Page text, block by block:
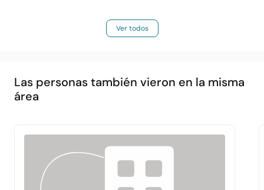
Ver todos
Las personas también vieron en la misma
área